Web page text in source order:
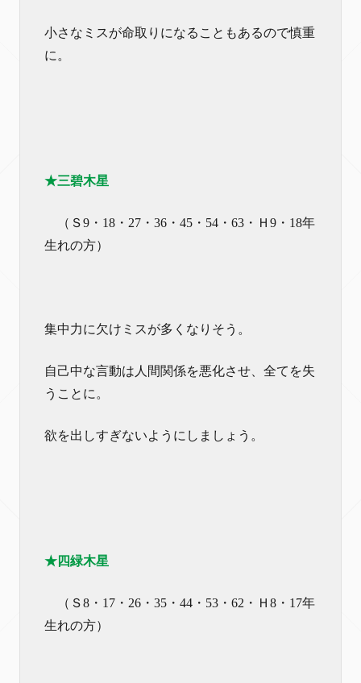
小さなミスが命取りになることもあるので慎重
に。
★三碧木星
（Ｓ9・18・27・36・45・54・63・Ｈ9・18年
生れの方）
集中力に欠けミスが多くなりそう。
自己中な言動は人間関係を悪化させ、全てを失
うことに。
欲を出しすぎないようにしましょう。
★四緑木星
（Ｓ8・17・26・35・44・53・62・Ｈ8・17年
生れの方）